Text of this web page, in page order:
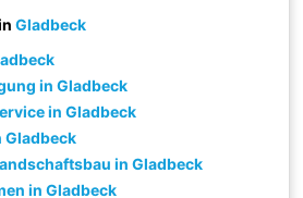
Gladbeck
in Gladbeck
in Gladbeck
Gladbeck
in Gladbeck
in Gladbeck